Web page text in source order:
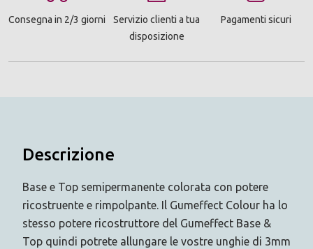
Consegna in 2/3 giorni
Servizio clienti a tua
disposizione
Pagamenti sicuri
Descrizione
Base e Top semipermanente colorata con potere
ricostruente e rimpolpante. Il Gumeffect Colour ha lo
stesso potere ricostruttore del Gumeffect Base &
Top quindi potrete allungare le vostre unghie di 3mm